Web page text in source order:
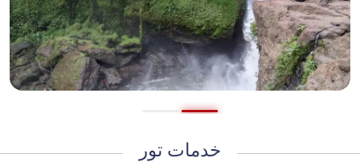
خدمات تور